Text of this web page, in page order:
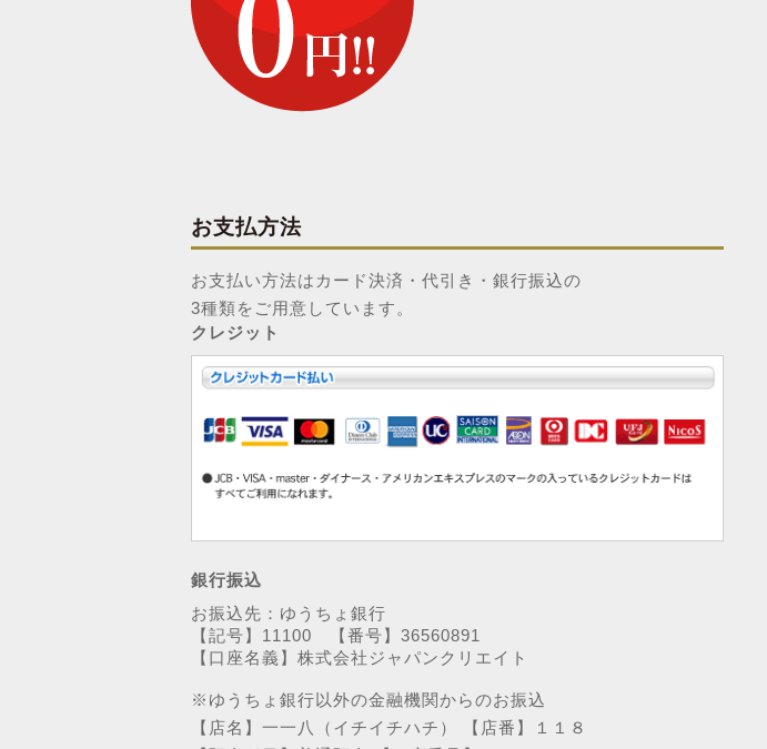
お支払方法
お支払い方法はカード決済・代引き・銀行振込の
3種類をご用意しています。
クレジット
銀行振込
お振込先：ゆうちょ銀行
【記号】11100 【番号】36560891
【口座名義】株式会社ジャパンクリエイト
※ゆうちょ銀行以外の金融機関からのお振込
【店名】一一八（イチイチハチ） 【店番】１１８